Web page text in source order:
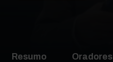
Resumo Oradores